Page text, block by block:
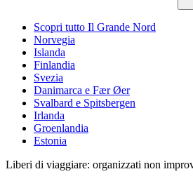
Scopri tutto Il Grande Nord
Norvegia
Islanda
Finlandia
Svezia
Danimarca e Fær Øer
Svalbard e Spitsbergen
Irlanda
Groenlandia
Estonia
Liberi di viaggiare: organizzati non